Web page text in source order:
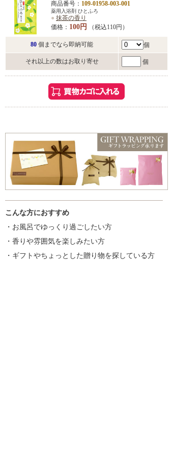
商品番号： 109-01958-003-001
薬用入浴剤 ひとふろ
● 抹茶の香り
価格： 100円 （税込110円）
80 個までなら即納可能 個
それ以上の数はお取り寄せ 個
こんな方におすすめ
・お風呂でゆっくり過ごしたい方
・香りや雰囲気を楽しみたい方
・ギフトやちょっとした贈り物を探している方